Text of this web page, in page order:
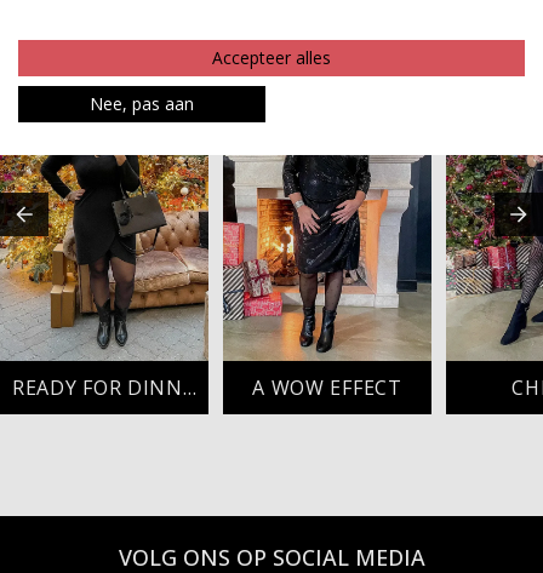
READY FOR DINNER A WOW EFFECT
VOLG ONS OP SOCIAL MEDIA
Accepteer alles
Nee, pas aan